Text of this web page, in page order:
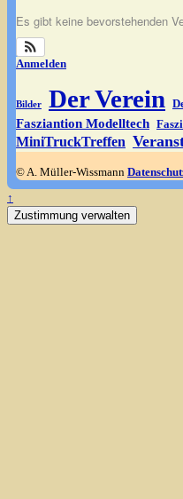
Es gibt keine bevorstehenden
Anmelden
Bilder Der Verein
Fasziantion Modelltech
MiniTruckTreffen
© A. Müller-Wissmann
↑
Zustimmung verwalten